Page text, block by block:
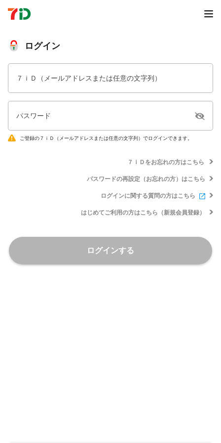
ログイン
７ｉＤ（メールアドレスまたは任意の文字列）
パスワード
ご登録の７ｉＤ（メールアドレスまたは任意の文字列）でログインできます。
７ｉＤをお忘れの方はこちら
パスワードの再設定（お忘れの方）はこちら
ログインに関する質問の方はこちら
はじめてご利用の方はこちら（新規会員登録）
ログインする